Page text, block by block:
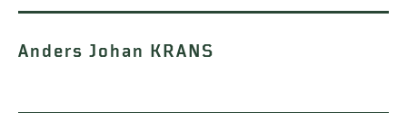
Anders Johan KRANS